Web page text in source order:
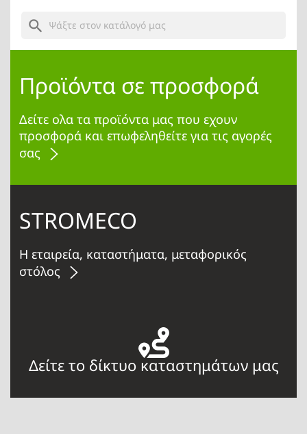
search
Προϊόντα σε προσφορά
Δείτε ολα τα προϊόντα μας που εχουν
προσφορά και επωφεληθείτε για τις αγορές
σας
STROMECO
Η εταιρεία, καταστήματα, μεταφορικός
στόλος
Δείτε το δίκτυο καταστημάτων μας